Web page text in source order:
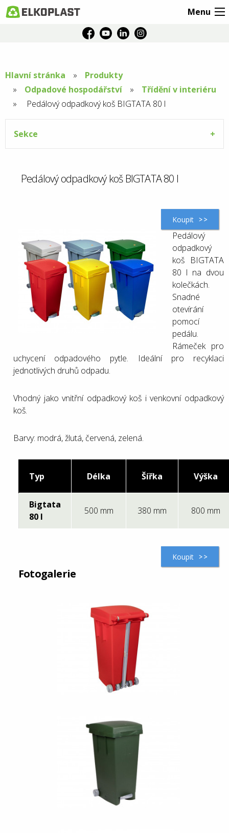
Menu
Hlavní stránka
Produkty
Odpadové hospodářství
Třídění v interiéru
Aktuální
stránka:
Pedálový odpadkový koš BIGTATA 80 l
Sekce
Pedálový odpadkový koš BIGTATA 80 l
Koupit
Pedálový
odpadkový
koš BIGTATA
80 l na dvou
kolečkách.
Snadné
otevírání
pomocí
pedálu.
Rámeček pro
uchycení odpadového pytle. Ideální pro recyklaci
jednotlivých druhů odpadu.
Vhodný jako vnitřní odpadkový koš i venkovní odpadkový
koš.
Barvy: modrá, žlutá, červená, zelená.
Typ Délka Šířka Výška
Bigtata
80 l
500 mm 380 mm 800 mm
Koupit
Fotogalerie